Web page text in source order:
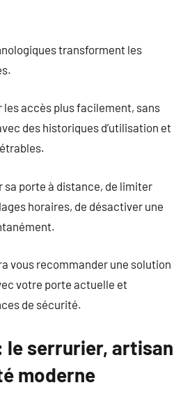
transforment les
les accès plus facilement, sans
des historiques d’utilisation et
sa porte à distance, de limiter
horaires, de désactiver une
vous recommander une solution
votre porte actuelle et
de sécurité.
le serrurier, artisan
moderne